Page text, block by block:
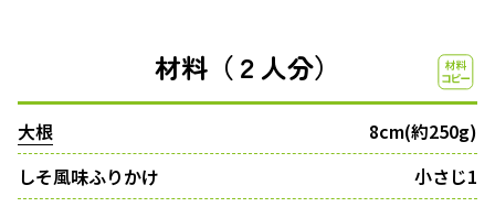
材料（２人分）
大根
8cm(約250g)
しそ風味ふりかけ
小さじ1